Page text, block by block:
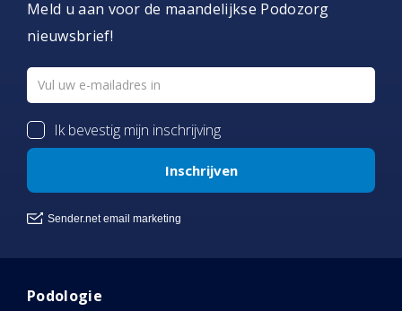
Meld u aan voor de maandelijkse Podozorg
nieuwsbrief!
Podologie